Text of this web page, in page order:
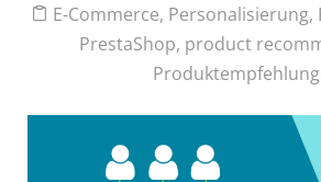
E-Commerce, Personalisierung,
PrestaShop, product